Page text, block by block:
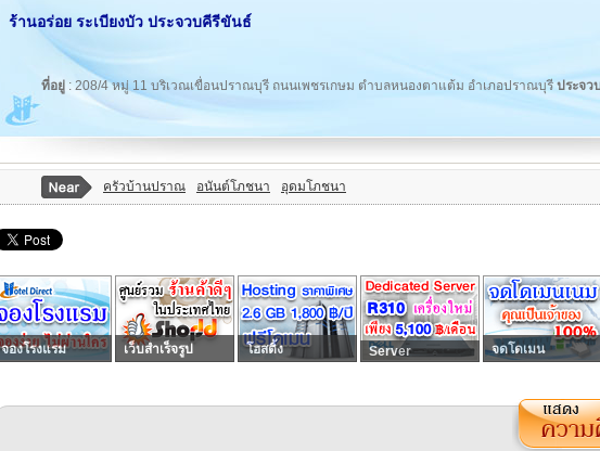
ร้านอร่อย ระเบียงบัว ประจวบคีรีขันธ์
ที่อยู่ : 208/4 หมู่ 11 บริเวณเขื่อนปราณบุรี ถนนเพชรเกษม ตำบลหนองตาแต้ม อำเภอปราณบุรีประจว
ครัวบ้านปราณ อนันต์โภชนา อุดมโภชนา
จองโรงแรม เว็บสำเร็จรูป โฮสติ้ง Server จดโดเมน